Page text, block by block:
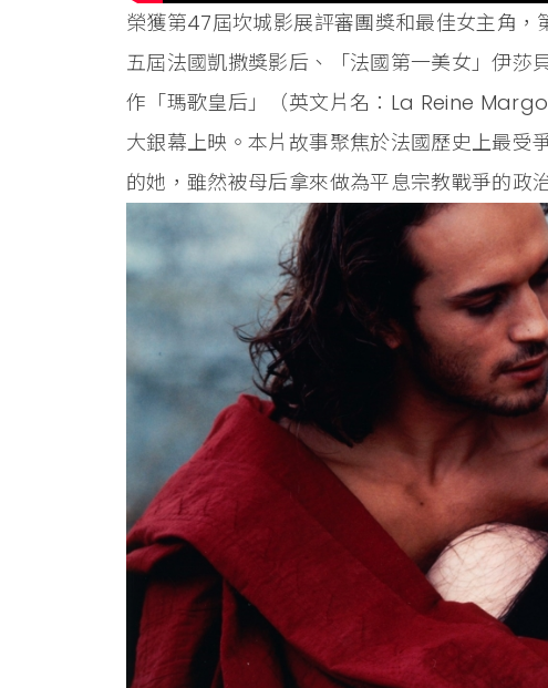
榮獲第47屆坎城影展評審團獎和最佳女主角
五屆法國凱撒獎影后、「法國第一美女」伊
作「瑪歌皇后」（英文片名：La Reine
大銀幕上映。本片故事聚焦於法國歷史上最受
的她，雖然被母后拿來做為平息宗教戰爭的政